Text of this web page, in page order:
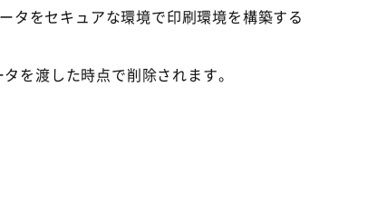
タをセキュアな環境で印刷環境を構築する
を渡した時点で削除されます。